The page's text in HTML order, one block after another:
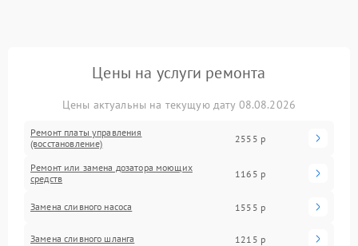
Цены на услуги ремонта
Цены актуальны на текущую дату 08.08.2026
Ремонт платы управления
(восстановление)
2555 р
Ремонт или замена дозатора моющих
средств
1165 р
Замена сливного насоса 1555 р
Замена сливного шланга 1215 р